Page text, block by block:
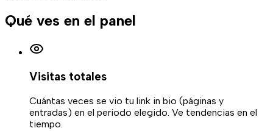
Qué ves en el panel
Visitas totales
Cuántas veces se vio tu link in bio (páginas y
entradas) en el periodo elegido. Ve tendencias en el
tiempo.